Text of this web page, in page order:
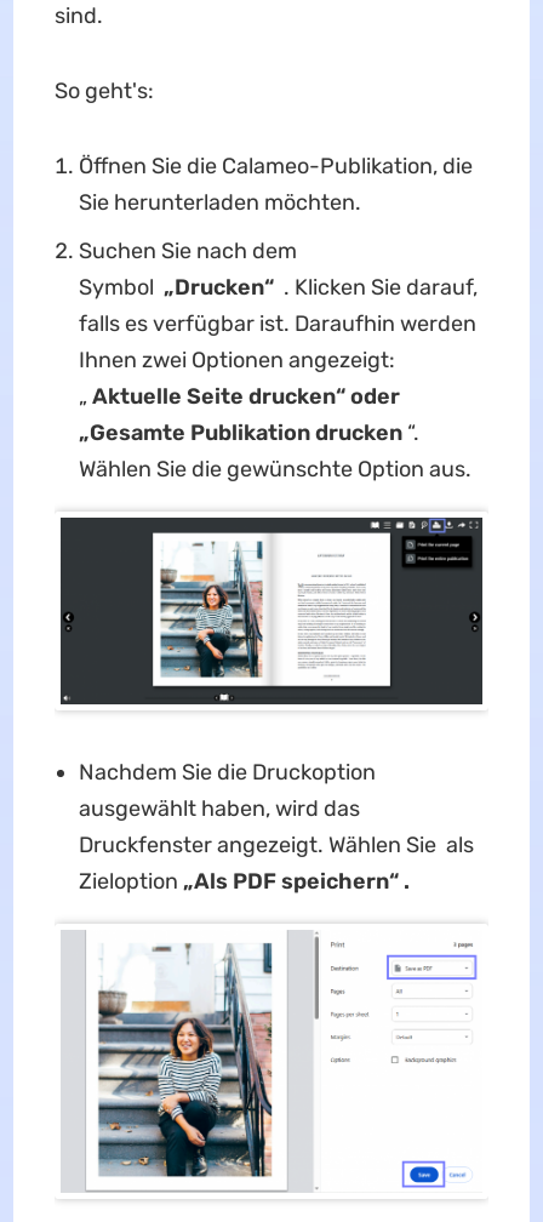
sind.
So geht's:
Öffnen Sie die Calameo-Publikation, die
Sie herunterladen möchten.
Suchen Sie nach dem
Symbol „Drucken“. Klicken Sie darauf,
falls es verfügbar ist. Daraufhin werden
Ihnen zwei Optionen angezeigt:
„ Aktuelle Seite drucken“ oder
„Gesamte Publikation drucken“.
Wählen Sie die gewünschte Option aus.
Nachdem Sie die Druckoption
ausgewählt haben, wird das
Druckfenster angezeigt. Wählen Sie als
Zieloption „Als PDF speichern“ .